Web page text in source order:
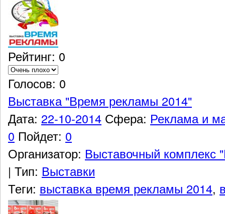
Рейтинг: 0
Голосов: 0
Выставка "Время рекламы 2014"
Дата: 22-10-2014 Сфера: Реклама и
0 Пойдет: 0
Организатор: Выставочный комплекс
| Тип: Выставки
Теги: выставка время рекламы 2014,